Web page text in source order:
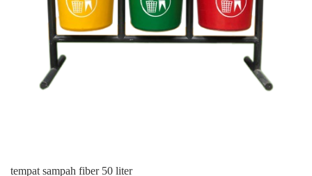
tempat sampah fiber 50 liter